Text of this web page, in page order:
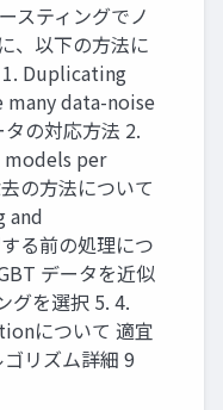
スティングでノ
、以下の⽅法に
1. Duplicating
data-noise
の対応⽅法 2.
per
の⽅法について
and
る前の処理につ
データを近似
グを選択 5. 4.
について 適宜
リズム詳細 9